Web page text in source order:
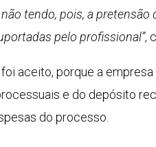
tendo, pois, a
pelo profissional”,
aceito, porque a
e do depósito
do processo.